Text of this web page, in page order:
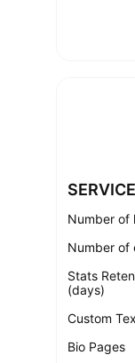
Number of
Number of
Stats
(days)
Custom
Bio Pages